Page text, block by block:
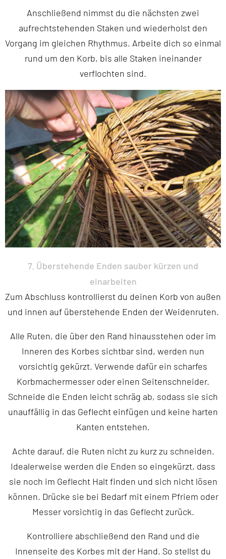
Anschließend nimmst du die nächsten zwei
aufrechtstehenden Staken und wiederholst den
Vorgang im gleichen Rhythmus. Arbeite dich so einmal
rund um den Korb, bis alle Staken ineinander
verflochten sind.
7. Überstehende Enden sauber kürzen und
einarbeiten
Zum Abschluss kontrollierst du deinen Korb von außen
und innen auf überstehende Enden der Weidenruten.
Alle Ruten, die über den Rand hinausstehen oder im
Inneren des Korbes sichtbar sind, werden nun
vorsichtig gekürzt. Verwende dafür ein scharfes
Korbmachermesser oder einen Seitenschneider.
Schneide die Enden leicht schräg ab, sodass sie sich
unauffällig in das Geflecht einfügen und keine harten
Kanten entstehen.
Achte darauf, die Ruten nicht zu kurz zu schneiden.
Idealerweise werden die Enden so eingekürzt, dass
sie noch im Geflecht Halt finden und sich nicht lösen
können. Drücke sie bei Bedarf mit einem Pfriem oder
Messer vorsichtig in das Geflecht zurück.
Kontrolliere abschließend den Rand und die
Innenseite des Korbes mit der Hand. So stellst du